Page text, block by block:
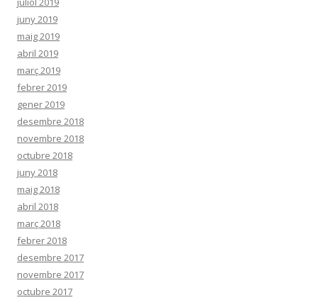
juny 2019
maig 2019
abril 2019
març 2019
febrer 2019
gener 2019
desembre 2018
novembre 2018
octubre 2018
juny 2018
maig 2018
abril 2018
març 2018
febrer 2018
desembre 2017
novembre 2017
octubre 2017